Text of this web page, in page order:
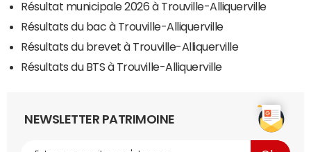
Résultat municipale 2026 à Trouville-Alliquerville
Résultats du bac à Trouville-Alliquerville
Résultats du brevet à Trouville-Alliquerville
Résultats du BTS à Trouville-Alliquerville
NEWSLETTER PATRIMOINE